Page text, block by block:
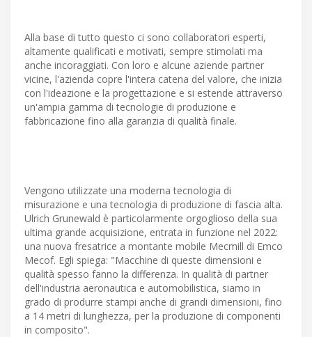
Alla base di tutto questo ci sono collaboratori esperti,
altamente qualificati e motivati, sempre stimolati ma
anche incoraggiati. Con loro e alcune aziende partner
vicine, l'azienda copre l'intera catena del valore, che inizia
con l'ideazione e la progettazione e si estende attraverso
un'ampia gamma di tecnologie di produzione e
fabbricazione fino alla garanzia di qualità finale.
Vengono utilizzate una moderna tecnologia di
misurazione e una tecnologia di produzione di fascia alta.
Ulrich Grunewald è particolarmente orgoglioso della sua
ultima grande acquisizione, entrata in funzione nel 2022:
una nuova fresatrice a montante mobile Mecmill di Emco
Mecof. Egli spiega: "Macchine di queste dimensioni e
qualità spesso fanno la differenza. In qualità di partner
dell'industria aeronautica e automobilistica, siamo in
grado di produrre stampi anche di grandi dimensioni, fino
a 14 metri di lunghezza, per la produzione di componenti
in composito".